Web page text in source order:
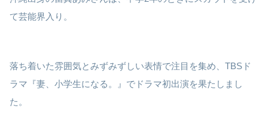
て芸能界入り。
落ち着いた雰囲気とみずみずしい表情で注目を集め、TBSド
ラマ『妻、小学生になる。』でドラマ初出演を果たしまし
た。